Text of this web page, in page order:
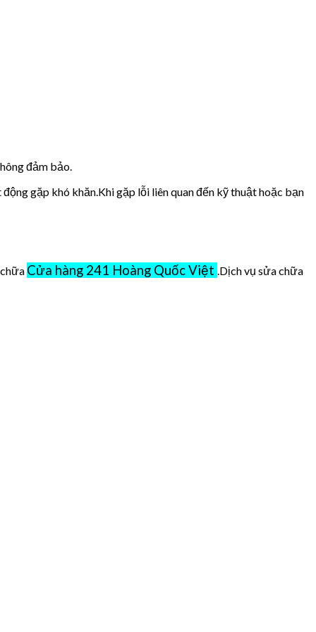
đảm bảo.
gặp khó khăn.Khi gặp lỗi liên quan đến kỹ thuật hoặc bạn
Cửa hàng 241 Hoàng Quốc Việt .Dịch vụ sửa chữa